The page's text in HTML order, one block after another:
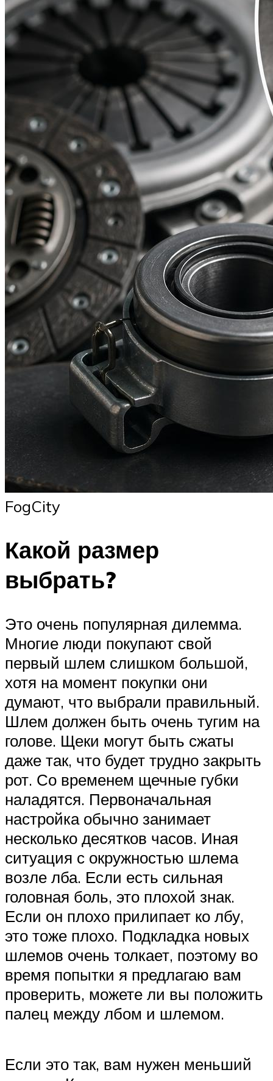
FogCity
Какой размер
выбрать?
Это очень популярная дилемма.
Многие люди покупают свой
первый шлем слишком большой,
хотя на момент покупки они
думают, что выбрали правильный.
Шлем должен быть очень тугим на
голове. Щеки могут быть сжаты
даже так, что будет трудно закрыть
рот. Со временем щечные губки
наладятся. Первоначальная
настройка обычно занимает
несколько десятков часов. Иная
ситуация с окружностью шлема
возле лба. Если есть сильная
головная боль, это плохой знак.
Если он плохо прилипает ко лбу,
это тоже плохо. Подкладка новых
шлемов очень толкает, поэтому во
время попытки я предлагаю вам
проверить, можете ли вы положить
палец между лбом и шлемом.
Если это так, вам нужен меньший